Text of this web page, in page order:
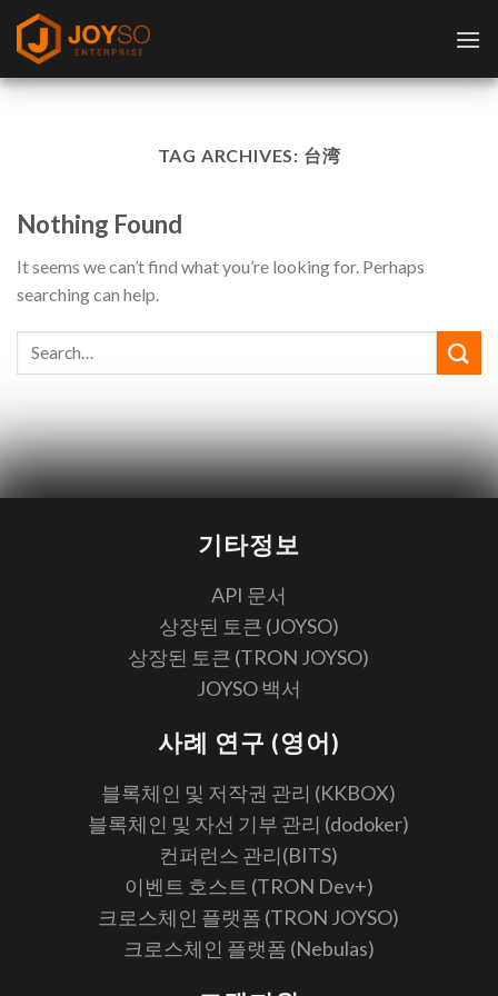
Skip
content
TAG ARCHIVES: 台湾
Nothing Found
It seems we can’t find what you’re looking for. Perhaps
searching can help.
기타정보
API 문서
상장된 토큰 (JOYSO)
상장된 토큰 (TRON JOYSO)
JOYSO 백서
사례 연구 (영어)
블록체인 및 저작권 관리 (KKBOX)
블록체인 및 자선 기부 관리 (dodoker)
컨퍼런스 관리(BITS)
이벤트 호스트 (TRON Dev+)
크로스체인 플랫폼 (TRON JOYSO)
크로스체인 플랫폼 (Nebulas)